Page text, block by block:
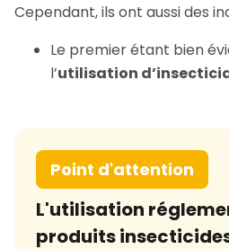
Cependant, ils ont aussi des
Le premier étant bien
l’utilisation
Point d'attention
L'utilisation
produits